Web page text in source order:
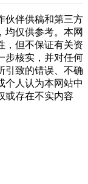
伙伴供稿和第三方
均仅供参考。本网
，但不保证有关资
步核实，并对任何
引致的错误、不确
个人认为本网站中
或存在不实内容